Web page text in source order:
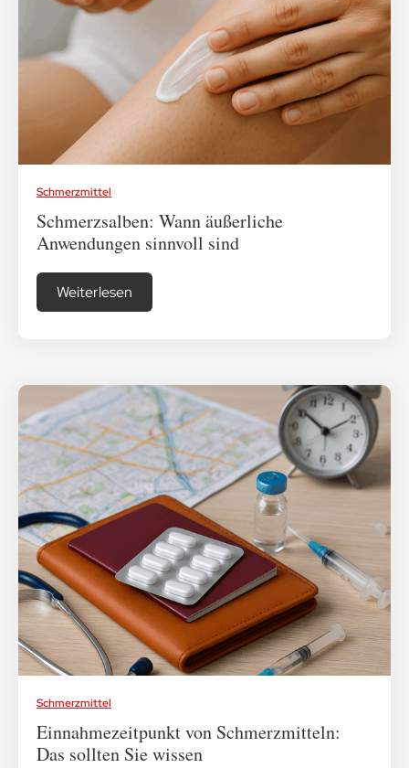
Schmerzmittel
Schmerzsalben: Wann äußerliche
Anwendungen sinnvoll sind
Weiterlesen
Schmerzmittel
Einnahmezeitpunkt von Schmerzmitteln:
Das sollten Sie wissen